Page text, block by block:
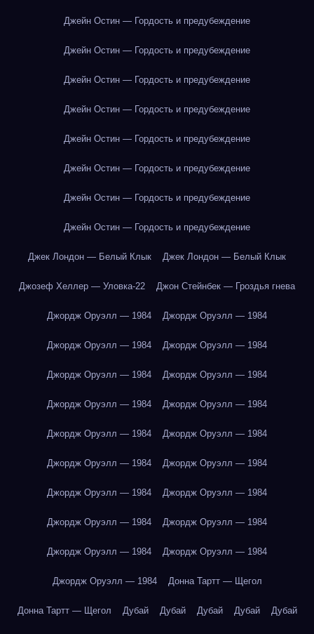
Джейн Остин — Гордость и предубеждение
Джейн Остин — Гордость и предубеждение
Джейн Остин — Гордость и предубеждение
Джейн Остин — Гордость и предубеждение
Джейн Остин — Гордость и предубеждение
Джейн Остин — Гордость и предубеждение
Джейн Остин — Гордость и предубеждение
Джейн Остин — Гордость и предубеждение
Джек Лондон — Белый Клык Джек Лондон — Белый Клык
Джозеф Хеллер — Уловка-22 Джон Стейнбек — Гроздья гнева
Джордж Оруэлл — 1984 Джордж Оруэлл — 1984
Джордж Оруэлл — 1984 Джордж Оруэлл — 1984
Джордж Оруэлл — 1984 Джордж Оруэлл — 1984
Джордж Оруэлл — 1984 Джордж Оруэлл — 1984
Джордж Оруэлл — 1984 Джордж Оруэлл — 1984
Джордж Оруэлл — 1984 Джордж Оруэлл — 1984
Джордж Оруэлл — 1984 Джордж Оруэлл — 1984
Джордж Оруэлл — 1984 Джордж Оруэлл — 1984
Джордж Оруэлл — 1984 Джордж Оруэлл — 1984
Джордж Оруэлл — 1984 Донна Тартт — Щегол
Донна Тартт — Щегол Дубай Дубай Дубай Дубай Дубай